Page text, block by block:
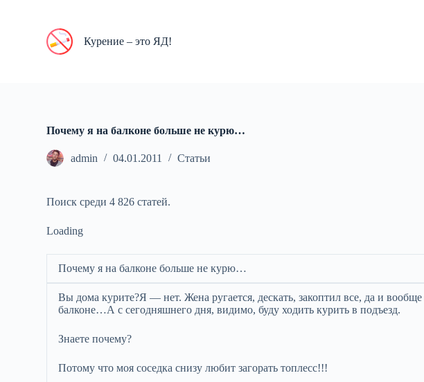
Курение – это ЯД!
Почему я на балконе больше не курю…
admin 04.01.2011 Статьи
Поиск среди 4 826 статей.
Loading
Почему я на балконе больше не курю…
Вы дома курите?Я — нет. Жена ругается, дескать, закоптил все, да и
балконе…А с сегодняшнего дня, видимо, буду ходить курить в подъезд.
Знаете почему?
Потому что моя соседка снизу любит загорать топлесс!!!